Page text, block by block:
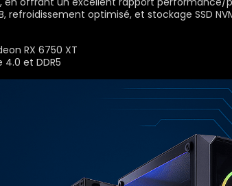
refroidissement optimisé, et stockage SSD
RX 6750 XT
et DDR5